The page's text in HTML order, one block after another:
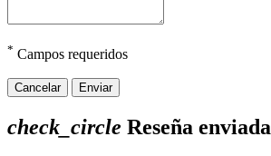
* Campos requeridos
Cancelar Enviar
check_circle Reseña enviada